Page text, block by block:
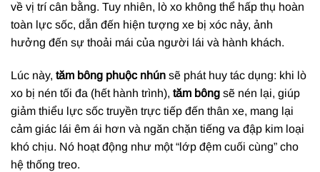
về vị trí cân bằng. Tuy nhiên, lò xo không thể hấp thụ hoàn
toàn lực sốc, dẫn đến hiện tượng xe bị xóc nảy, ảnh
hưởng đến sự thoải mái của người lái và hành khách.
Lúc này, tăm bông phuộc nhún sẽ phát huy tác dụng: khi lò
xo bị nén tối đa (hết hành trình), tăm bông sẽ nén lại, giúp
giảm thiểu lực sốc truyền trực tiếp đến thân xe, mang lại
cảm giác lái êm ái hơn và ngăn chặn tiếng va đập kim loại
khó chịu. Nó hoạt động như một “lớp đệm cuối cùng” cho
hệ thống treo.